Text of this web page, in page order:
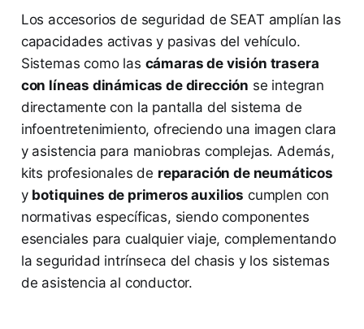
Los accesorios de seguridad de SEAT amplían las
capacidades activas y pasivas del vehículo.
Sistemas como las cámaras de visión trasera
con líneas dinámicas de dirección se integran
directamente con la pantalla del sistema de
infoentretenimiento, ofreciendo una imagen clara
y asistencia para maniobras complejas. Además,
kits profesionales de reparación de neumáticos
y botiquines de primeros auxilios cumplen con
normativas específicas, siendo componentes
esenciales para cualquier viaje, complementando
la seguridad intrínseca del chasis y los sistemas
de asistencia al conductor.